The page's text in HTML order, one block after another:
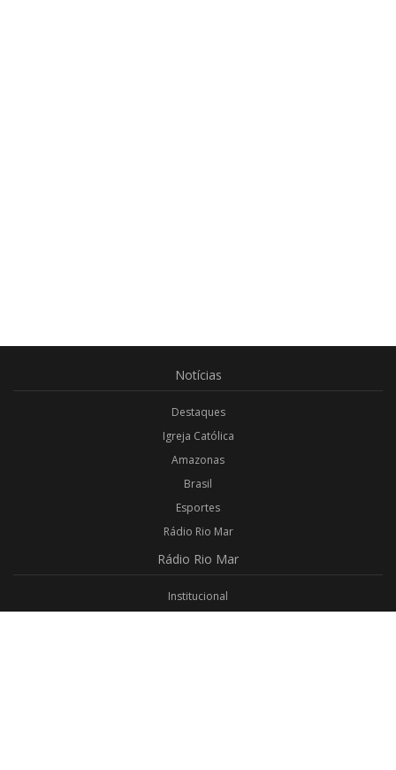
Notícias
Destaques
Igreja Católica
Amazonas
Brasil
Esportes
Rádio Rio Mar
Rádio Rio Mar
Institucional